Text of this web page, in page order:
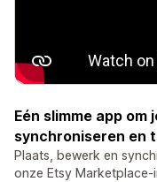
Eén slimme app
synchroniseren en
Plaats, bewerk en
onze Etsy